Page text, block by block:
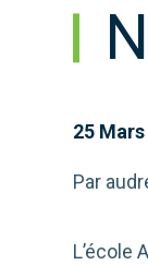
25
Par
L’école